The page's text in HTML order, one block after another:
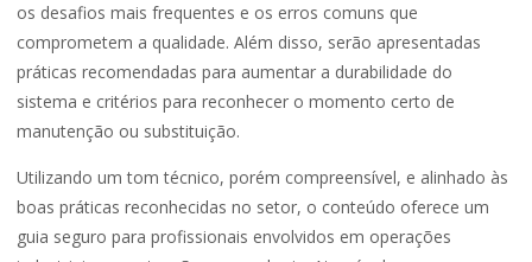
os desafios mais frequentes e os erros comuns que
comprometem a qualidade. Além disso, serão apresentadas
práticas recomendadas para aumentar a durabilidade do
sistema e critérios para reconhecer o momento certo de
manutenção ou substituição.
Utilizando um tom técnico, porém compreensível, e alinhado às
boas práticas reconhecidas no setor, o conteúdo oferece um
guia seguro para profissionais envolvidos em operações